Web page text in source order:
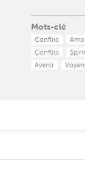
Mots-clé
Conflits
Conflits
Spirit
Avenir